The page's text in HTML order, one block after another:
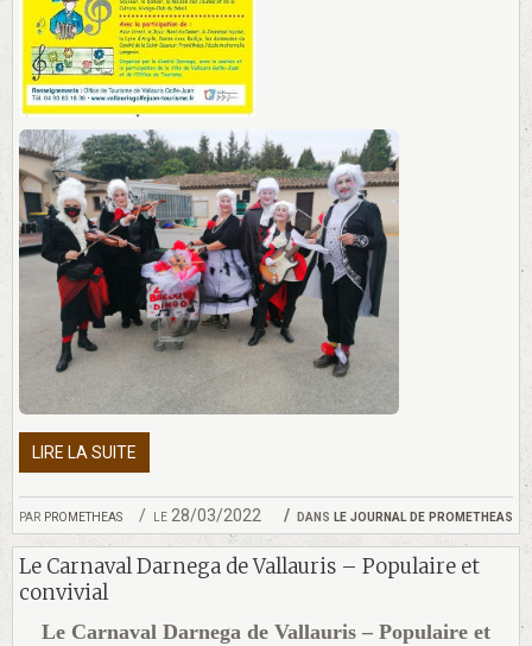
par prometheas le 28/03/2022 dans le journal de prometheas
LIRE LA SUITE
Le Carnaval Darnega de Vallauris – Populaire et
convivial
Le Carnaval Darnega de Vallauris – Populaire et